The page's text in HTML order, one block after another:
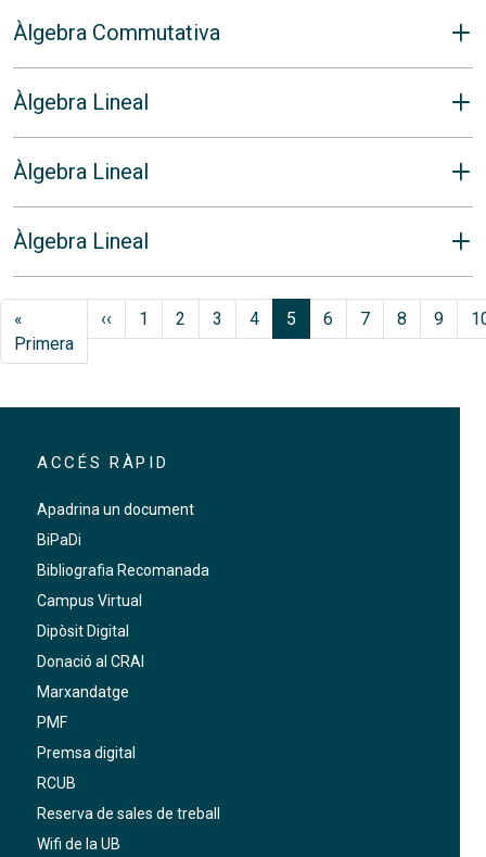
Àlgebra Commutativa
Àlgebra Lineal
Àlgebra Lineal
Àlgebra Lineal
Paginació
«
PrimeraPrimera pàgina
‹‹ Pàgina anterior
1 2 3 4 5 6 7 8 9
ACCÉS RÀPID
Apadrina un document
BiPaDi
Bibliografia Recomanada
Campus Virtual
Dipòsit Digital
Donació al CRAI
Marxandatge
PMF
Premsa digital
RCUB
Reserva de sales de treball
Wifi de la UB